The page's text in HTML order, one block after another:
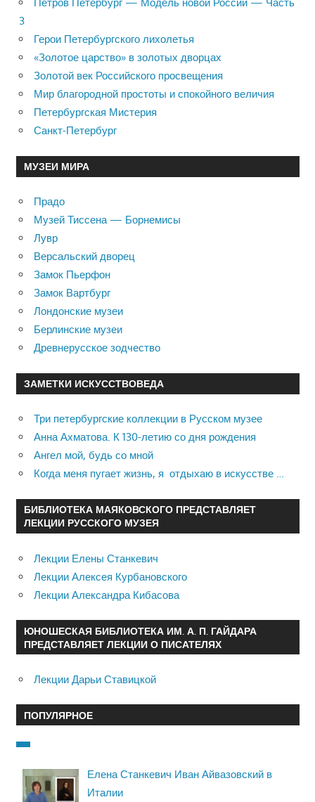
3
Герои Петербургского лихолетья
«Золотое царство» в золотых дворцах
Золотой век Российского просвещения
Мир благородной простоты и спокойного величия
Петербургская Мистерия
Санкт-Петербург
МУЗЕИ МИРА
Прадо
Музей Тиссена — Борнемисы
Лувр
Версальский дворец
Замок Пьерфон
Замок Вартбург
Лондонские музеи
Берлинские музеи
Древнерусское зодчество
ЗАМЕТКИ ИСКУССТВОВЕДА
Три петербургские коллекции в Русском музее
Анна Ахматова. К 130-летию со дня рождения
Ангел мой, будь со мной
Когда меня пугает жизнь, я отдыхаю в искусстве …
БИБЛИОТЕКА МАЯКОВСКОГО ПРЕДСТАВЛЯЕТ
ЛЕКЦИИ РУССКОГО МУЗЕЯ
Лекции Елены Станкевич
Лекции Алексея Курбановского
Лекции Александра Кибасова
ЮНОШЕСКАЯ БИБЛИОТЕКА ИМ. А. П. ГАЙДАРА
ПРЕДСТАВЛЯЕТ ЛЕКЦИИ О ПИСАТЕЛЯХ
Лекции Дарьи Ставицкой
ПОПУЛЯРНОЕ
Елена Станкевич Иван Айвазовский в
Италии